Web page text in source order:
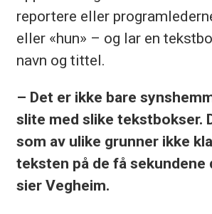
reportere eller
eller «hun» – og lar en
navn og tittel.
– Det er ikke bare
slite med slike tekstbokser.
som av ulike grunner ikke
teksten på de få sekundene
sier Vegheim.